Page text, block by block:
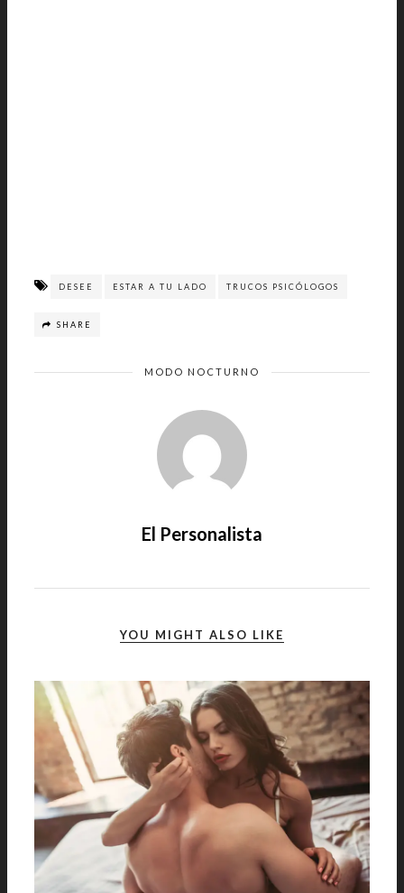
DESEE ESTAR A TU LADO TRUCOS PSICÓLOGOS
SHARE
MODO NOCTURNO
El Personalista
YOU MIGHT ALSO LIKE